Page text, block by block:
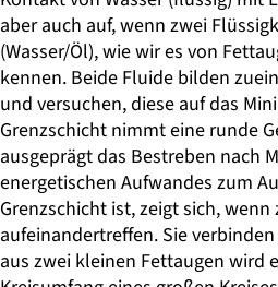
aber auch auf, wenn zwei
(Wasser/Öl), wie wir es von
kennen. Beide Fluide bilden
und versuchen, diese auf das
Grenzschicht nimmt eine runde
ausgeprägt das Bestreben nach
energetischen Aufwandes zum
Grenzschicht ist, zeigt sich, wenn
aufeinandertreffen. Sie
aus zwei kleinen Fettaugen wird